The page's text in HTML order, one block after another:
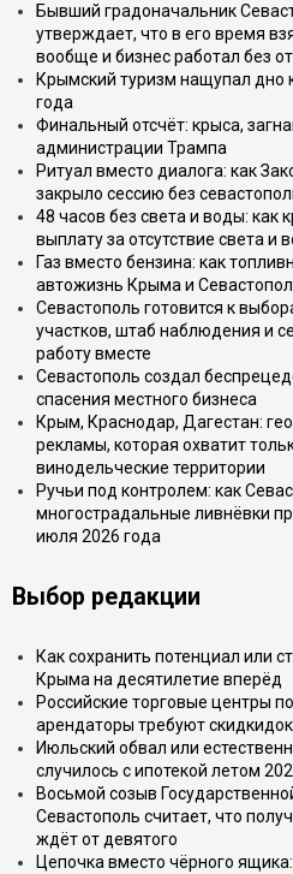
Бывший градоначальник
утверждает, что в его время
вообще и бизнес работал без
Крымский туризм нащупал дно
года
Финальный отсчёт: крыса,
администрации Трампа
Ритуал вместо диалога: как
закрыло сессию без
48 часов без света и воды: как
выплату за отсутствие света и
Газ вместо бензина: как
автожизнь Крыма и
Севастополь готовится к
участков, штаб наблюдения и
работу вместе
Севастополь создал
спасения местного бизнеса
Крым, Краснодар, Дагестан:
рекламы, которая охватит
винодельческие территории
Ручьи под контролем: как
многострадальные ливнёвки
июля 2026 года
Выбор редакции
Как сохранить потенциал или
Крыма на десятилетие вперёд
Российские торговые центры
арендаторы требуют
Июльский обвал или
случилось с ипотекой летом
Восьмой созыв
Севастополь считает, что
ждёт от девятого
Цепочка вместо чёрного